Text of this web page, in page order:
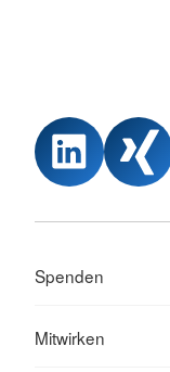
Spenden
Mitwirken